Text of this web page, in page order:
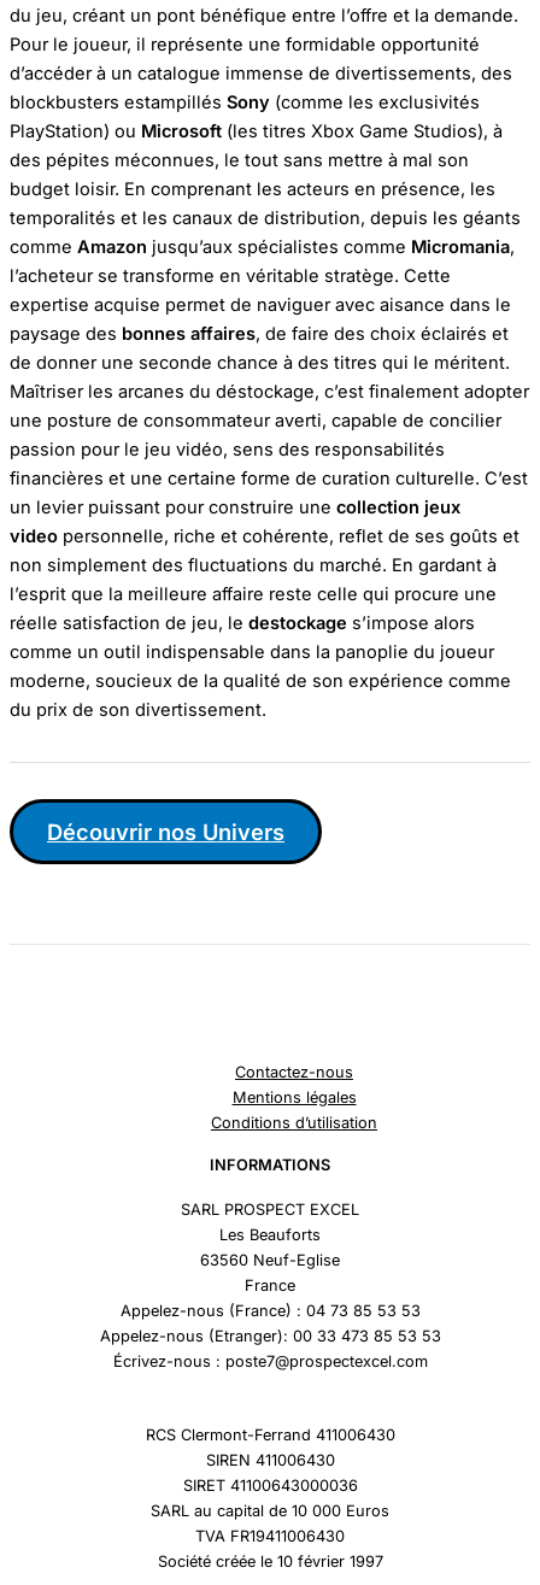
du jeu, créant un pont bénéfique entre l’offre et la demande.
Pour le joueur, il représente une formidable opportunité
d’accéder à un catalogue immense de divertissements, des
blockbusters estampillés Sony (comme les exclusivités
PlayStation) ou Microsoft (les titres Xbox Game Studios), à
des pépites méconnues, le tout sans mettre à mal son
budget loisir. En comprenant les acteurs en présence, les
temporalités et les canaux de distribution, depuis les géants
comme Amazon jusqu’aux spécialistes comme Micromania,
l’acheteur se transforme en véritable stratège. Cette
expertise acquise permet de naviguer avec aisance dans le
paysage des bonnes affaires, de faire des choix éclairés et
de donner une seconde chance à des titres qui le méritent.
Maîtriser les arcanes du déstockage, c’est finalement adopter
une posture de consommateur averti, capable de concilier
passion pour le jeu vidéo, sens des responsabilités
financières et une certaine forme de curation culturelle. C’est
un levier puissant pour construire une collection jeux
video personnelle, riche et cohérente, reflet de ses goûts et
non simplement des fluctuations du marché. En gardant à
l’esprit que la meilleure affaire reste celle qui procure une
réelle satisfaction de jeu, le destockage s’impose alors
comme un outil indispensable dans la panoplie du joueur
moderne, soucieux de la qualité de son expérience comme
du prix de son divertissement.
Découvrir nos Univers
Contactez-nous
Mentions légales
Conditions d’utilisation
INFORMATIONS
SARL PROSPECT EXCEL
Les Beauforts
63560 Neuf-Eglise
France
Appelez-nous (France) : 04 73 85 53 53
Appelez-nous (Etranger): 00 33 473 85 53 53
Écrivez-nous : poste7@prospectexcel.com
RCS Clermont-Ferrand 411006430
SIREN 411006430
SIRET 41100643000036
SARL au capital de 10 000 Euros
TVA FR19411006430
Société créée le 10 février 1997